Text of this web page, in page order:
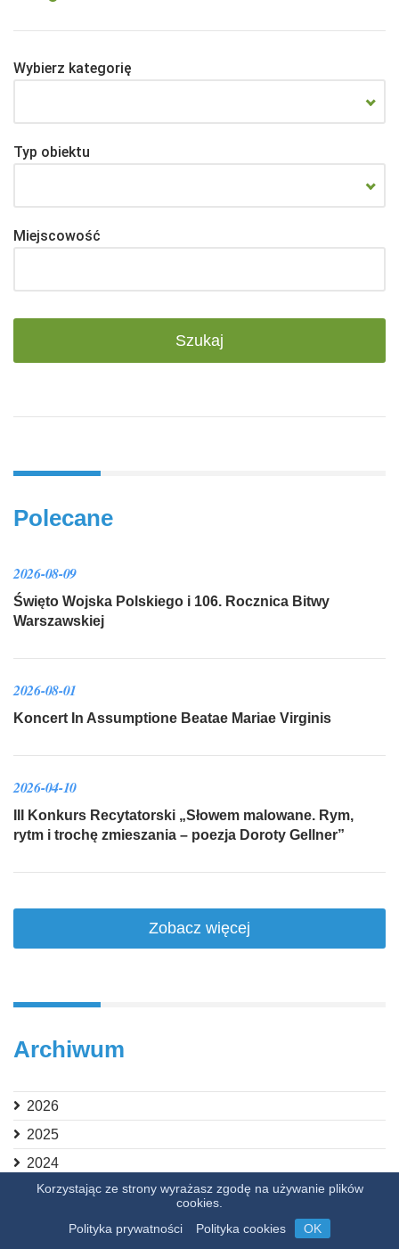
Wybierz kategorię
Typ obiektu
Miejscowość
Polecane
2026-08-09
Święto Wojska Polskiego i 106. Rocznica Bitwy
Warszawskiej
2026-08-01
Koncert In Assumptione Beatae Mariae Virginis
2026-04-10
III Konkurs Recytatorski „Słowem malowane. Rym,
rytm i trochę zmieszania – poezja Doroty Gellner”
Zobacz więcej
Archiwum
2026
2025
2024
2023
Korzystając ze strony wyrażasz zgodę na używanie plików
cookies.
Polityka prywatności
Polityka cookies OK